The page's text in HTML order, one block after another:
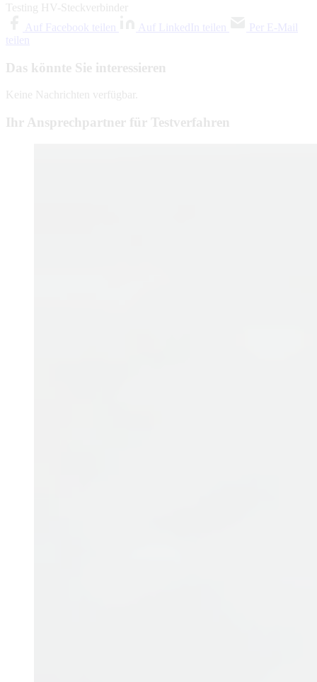
Testing HV-Steckverbinder
Auf Facebook teilen
Auf LinkedIn teilen
Per E-Mail
teilen
Das könnte Sie interessieren
Keine Nachrichten verfügbar.
Ihr Ansprechpartner für Testverfahren